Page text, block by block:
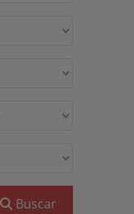
Buscar